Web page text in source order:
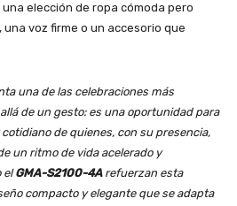
elección de ropa cómoda pero
voz firme o un accesorio que
una de las celebraciones más
de un gesto: es una oportunidad para
de quienes, con su presencia,
un ritmo de vida acelerado y
elGMA-S2100-4Arefuerzan esta
compacto y elegante que se adapta